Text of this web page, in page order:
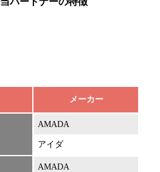
メーカー
AMADA
アイダ
AMADA